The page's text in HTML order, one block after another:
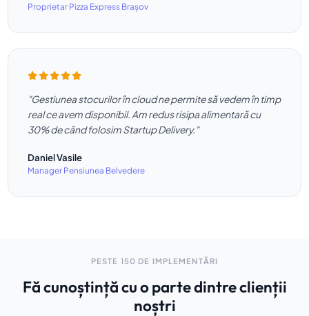
Proprietar Pizza Express Brașov
"Gestiunea stocurilor în cloud ne permite să vedem în timp
real ce avem disponibil. Am redus risipa alimentară cu
30% de când folosim Startup Delivery."
Daniel Vasile
Manager Pensiunea Belvedere
PESTE 150 DE IMPLEMENTĂRI
Fă cunoștință cu o parte dintre clienții
noștri